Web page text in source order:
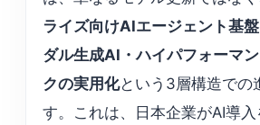
ライズ向けAIエージェント基
ダル生成AI・ハイパフォーマ
クの実用化という3層構造での
す。これは、日本企業がAI導